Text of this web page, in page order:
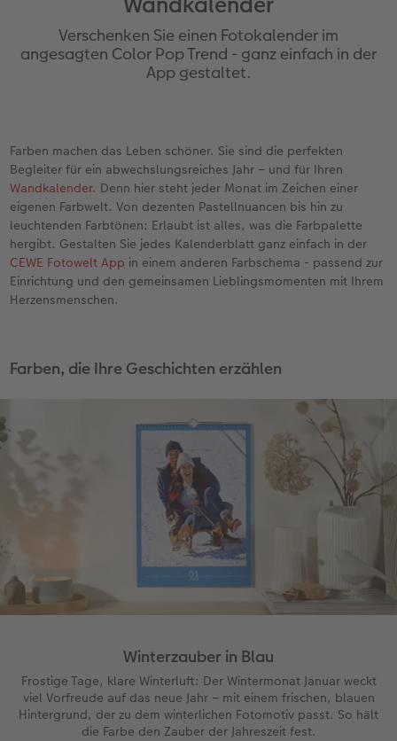
Personalisierter Schuber
Erinnerungstasche
Erste Schritte
Bestellwege
Webinare
Kundenbeispiele
CEWE FOTOBUCH per PDF
CEWE myPhotos
Zubehör
Nature Prints
Premium Poster
Sofortfotos
Biometrisches Passfoto
Zubehör
CEWE myPhotos
Photo Streetmap Poster
Fotocollage
Alu Dibond
Foto auf Holz
Gallery Print
Hartschaum
CEWE myPhotos
Zubehör
Weitere Anlässe
Klappkarten
Einzelkarten im Direktversand
CEWE myPhotos
Spiele
Schule & Büro
Art Prints
Foto-Geschenkbox
Geschenkidee
CEWE Geschenkgutschein
Neuheiten
Silikonhüllen
Kunststoffhüllen
Handykette
Mit Design
CEWE myPhotos
Wandkalender mit Design
Wandkalender A4
Tischkalender Quadratisch
CEWE myPhotos
Zubehör
Zum Geburtstag
Muttertagsgeschenke
für Brautpaare
für den JGA
Hochzeit
Jahrbuch
CEWE Magazin
App
Verschenken Sie einen Fotokalender im
angesagten Color Pop Trend - ganz einfach in der
App gestaltet.
Farben machen das Leben schöner. Sie sind die perfekten
Begleiter für ein abwechslungsreiches Jahr – und für Ihren
Wandkalender. Denn hier steht jeder Monat im Zeichen einer
eigenen Farbwelt. Von dezenten Pastellnuancen bis hin zu
leuchtenden Farbtönen: Erlaubt ist alles, was die Farbpalette
hergibt. Gestalten Sie jedes Kalenderblatt ganz einfach in der
CEWE Fotowelt App in einem anderen Farbschema - passend zur
Einrichtung und den gemeinsamen Lieblingsmomenten mit Ihrem
Herzensmenschen.
Farben, die Ihre Geschichten erzählen
Winterzauber in Blau
Frostige Tage, klare Winterluft: Der Wintermonat Januar weckt
viel Vorfreude auf das neue Jahr – mit einem frischen, blauen
Hintergrund, der zu dem winterlichen Fotomotiv passt. So hält
die Farbe den Zauber der Jahreszeit fest.